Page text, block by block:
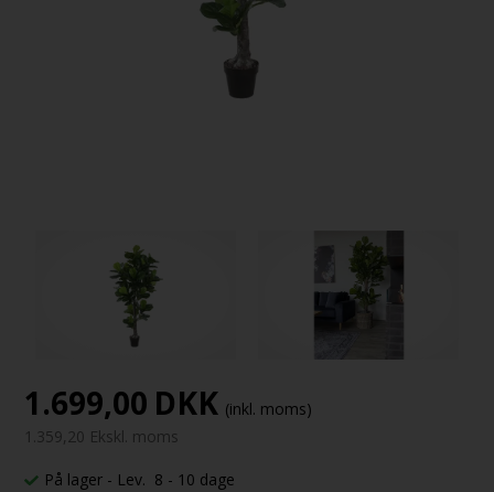
1.699,00 DKK (inkl. moms)
1.359,20 Ekskl. moms
På lager - Lev. 8 - 10 dage